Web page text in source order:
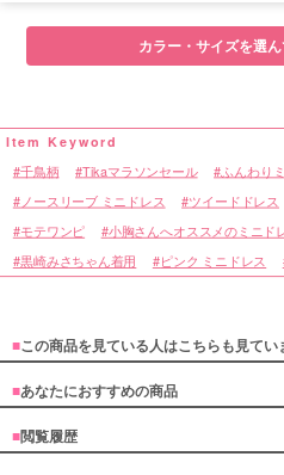
カラー・サイズを選
千鳥柄 Tikaマラソンセール ふんわり
ノースリーブ ミニドレス ツイードドレス
モテワンピ 小胸さんへオススメのミニド
黒崎みさちゃん着用
ピンク ミニドレス
■この商品を見ている人はこちらも見てい
■あなたにおすすめの商品
■閲覧履歴